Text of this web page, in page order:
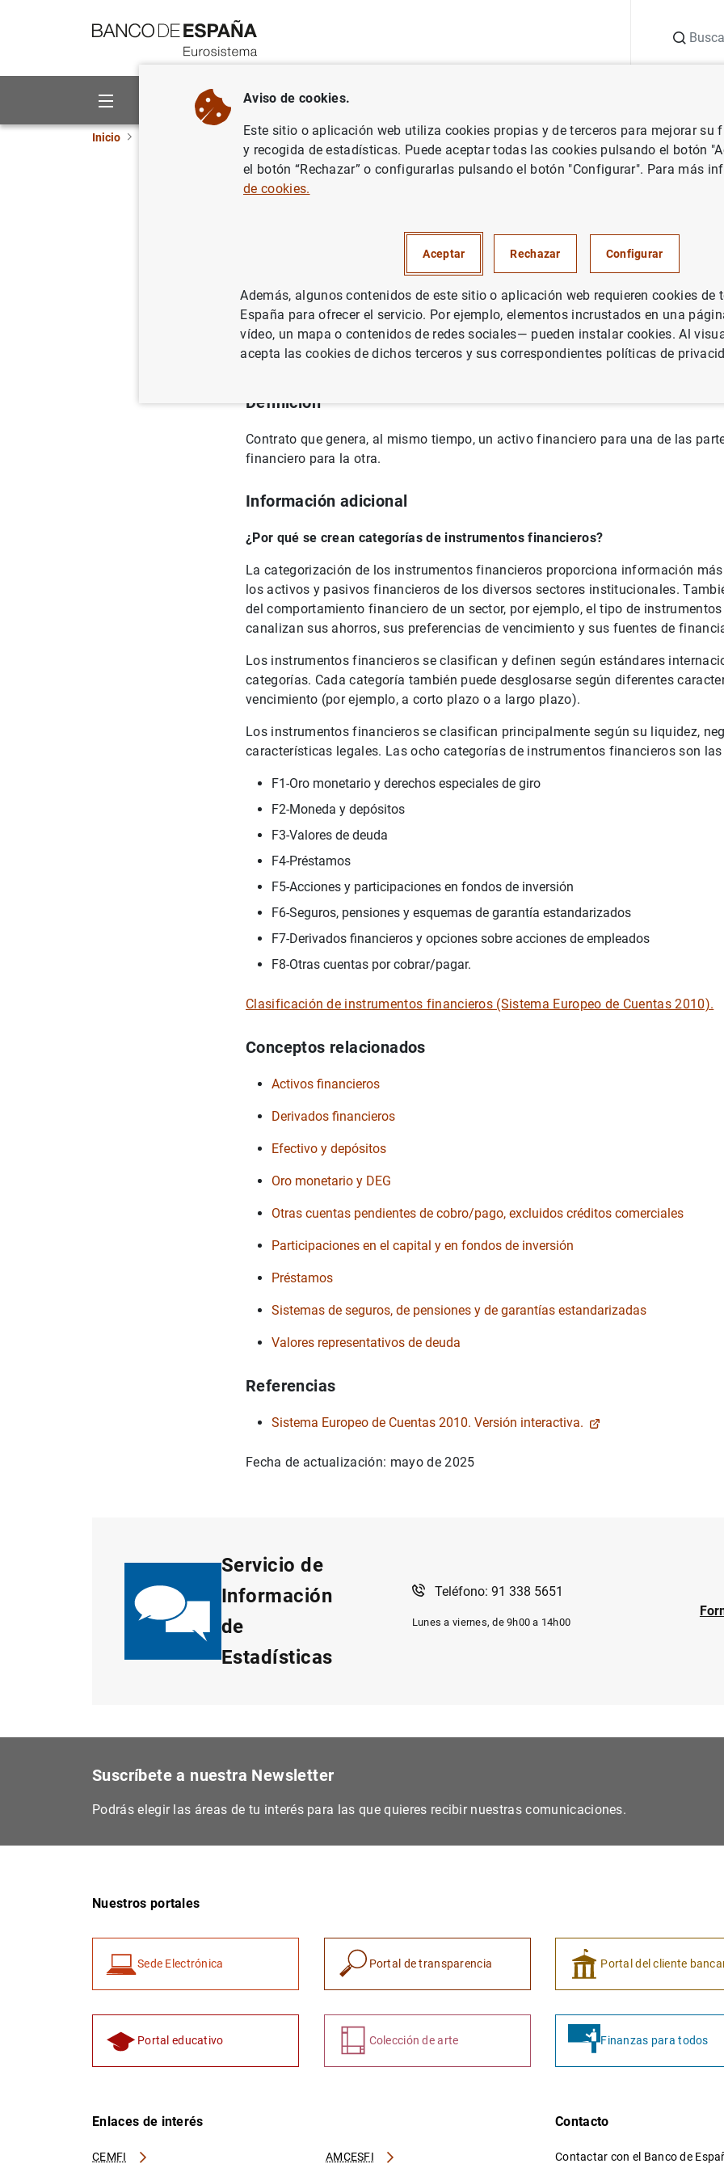
Sobre el Banco Áreas de actuación
Inicio Glosario de estadísticas Instrumento financiero
Instrumento financiero
Definición
Contrato que genera, al mismo tiempo, un activo financiero para una de las
financiero para la otra.
Información adicional
¿Por qué se crean categorías de instrumentos financieros?
La categorización de los instrumentos financieros proporciona información
los activos y pasivos financieros de los diversos sectores institucionales.
del comportamiento financiero de un sector, por ejemplo, el tipo de
canalizan sus ahorros, sus preferencias de vencimiento y sus fuentes de
Los instrumentos financieros se clasifican y definen según estándares
categorías. Cada categoría también puede desglosarse según diferentes
vencimiento (por ejemplo, a corto plazo o a largo plazo).
Los instrumentos financieros se clasifican principalmente según su liquidez,
características legales. Las ocho categorías de instrumentos financieros son
F1-Oro monetario y derechos especiales de giro
F2-Moneda y depósitos
F3-Valores de deuda
F4-Préstamos
F5-Acciones y participaciones en fondos de inversión
F6-Seguros, pensiones y esquemas de garantía estandarizados
F7-Derivados financieros y opciones sobre acciones de empleados
F8-Otras cuentas por cobrar/pagar.
Clasificación de instrumentos financieros (Sistema Europeo de Cuentas 2010).
Conceptos relacionados
Activos financieros
Derivados financieros
Efectivo y depósitos
Oro monetario y DEG
Otras cuentas pendientes de cobro/pago, excluidos créditos comerciales
Participaciones en el capital y en fondos de inversión
Préstamos
Sistemas de seguros, de pensiones y de garantías estandarizadas
Valores representativos de deuda
Referencias
Sistema Europeo de Cuentas 2010. Versión interactiva.
Fecha de actualización: mayo de 2025
Servicio de
Información
de
Estadísticas
Teléfono: 91 338 5651
Lunes a viernes, de 9h00 a 14h00
Suscríbete a nuestra Newsletter
Podrás elegir las áreas de tu interés para las que quieres recibir nuestras comunicaciones.
Nuestros portales
Sede Electrónica Portal de transparencia Portal del cliente
Portal educativo Colección de arte Finanzas para todos
Enlaces de interés
CEMFI AMCESFI
Contacto
Contactar con el Banco de
Aviso de cookies.
Este sitio o aplicación web utiliza cookies propias y de terceros para mejorar
y recogida de estadísticas. Puede aceptar todas las cookies pulsando el botón
el botón “Rechazar” o configurarlas pulsando el botón "Configurar". Para más
de cookies.
Aceptar Rechazar Configurar
Además, algunos contenidos de este sitio o aplicación web requieren cookies de
España para ofrecer el servicio. Por ejemplo, elementos incrustados en una
vídeo, un mapa o contenidos de redes sociales— pueden instalar cookies. Al
acepta las cookies de dichos terceros y sus correspondientes políticas de